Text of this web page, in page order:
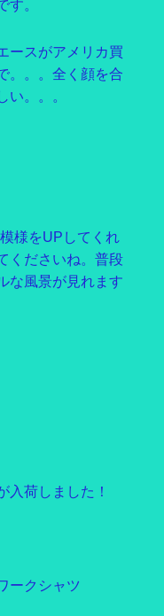
す。
ースがアメリカ買
。。。全く顔を合
い。。。
様をUPしてくれ
くださいね。普段
な風景が見れます
入荷しました！
ークシャツ